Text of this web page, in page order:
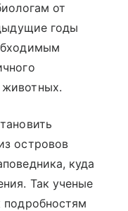
от
годы
островов
куда
Так ученые
подробностям